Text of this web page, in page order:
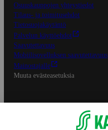
Osuuskauppojen yhteystiedot
Tilaus- ja toimitusehdot
Tietosuojakäytäntö
Palvelun käyttöehdot
Saavutettavuus
Mobiilisovelluksen saavutettavuus
Mainostajalle
Muuta evästeasetuksia
S-ryhmän palvelut